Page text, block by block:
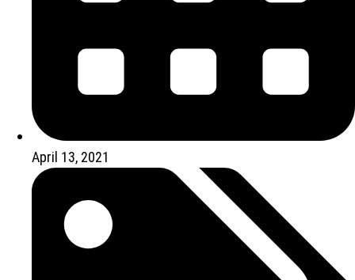
April 13, 2021